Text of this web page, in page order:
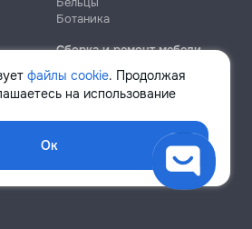
файлы cookie. Продолжая
на использование
Ок
Ботаника
Сборка и ремонт мебели
Кишинёв
Ботаника